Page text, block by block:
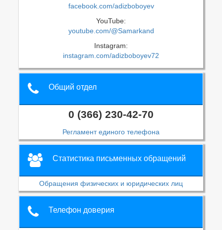
facebook.com/adizboboyev
YouTube:
youtube.com/@Samarkand
Instagram:
instagram.com/adizboboyev72
Общий отдел
0 (366) 230-42-70
Регламент единого телефона
Статистика письменных обращений
Обращения физических и юридических лиц
Телефон доверия